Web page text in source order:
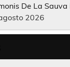
De La Sauva
2026